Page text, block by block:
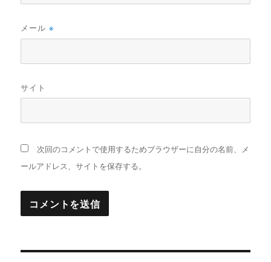
メール※
サイト
次回のコメントで使用するためブラウザーに自分の名前、メ
ールアドレス、サイトを保存する。